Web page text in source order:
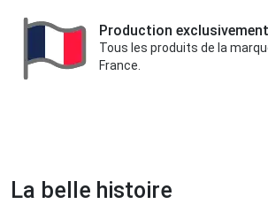
Production
Tous les produits de la
France.
La belle histoire